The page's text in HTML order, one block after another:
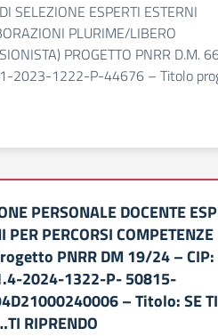
SELEZIONE ESPERTI ESTERNI
PLURIME/LIBERO
PROGETTO PNRR D.M.
2023-1222-P-44676 – Titolo
PERSONALE DOCENTE
PER PERCORSI COMPETENZE
PNRR DM 19/24 – CIP:
2024-1322-P- 50815-
– Titolo: SE TI
RIPRENDO